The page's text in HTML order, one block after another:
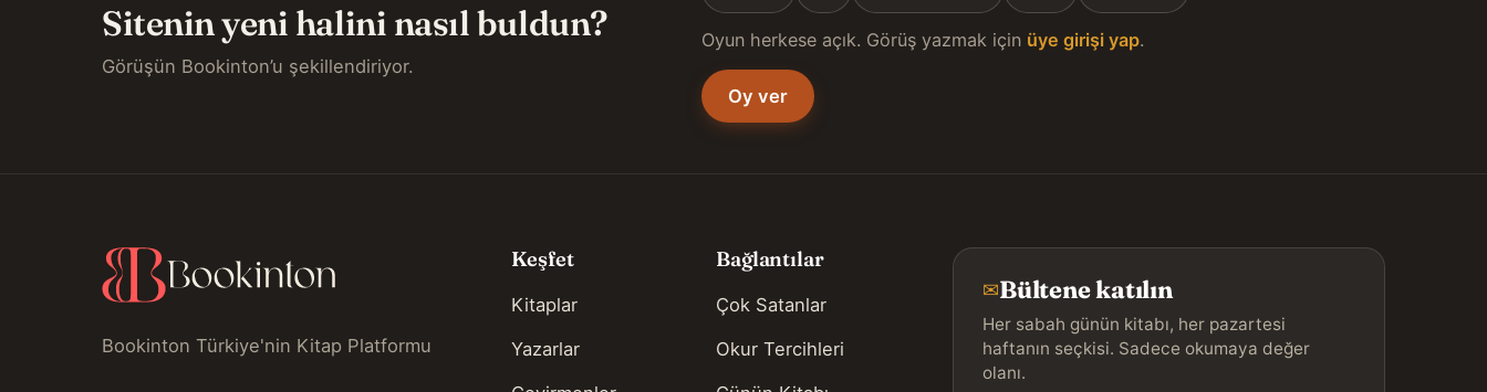
Sitenin yeni halini nasıl buldun?
Görüşün Bookinton’u şekillendiriyor.
Oyun herkese açık. Görüş yazmak için üye girişi yap.
Oy ver
Bookinton Türkiye'nin Kitap Platformu
Keşfet
Kitaplar
Yazarlar
Bağlantılar
Çok Satanlar
Okur Tercihleri
✉Bültene katılın
Her sabah günün kitabı, her pazartesi
haftanın seçkisi. Sadece okumaya değer
olanı.